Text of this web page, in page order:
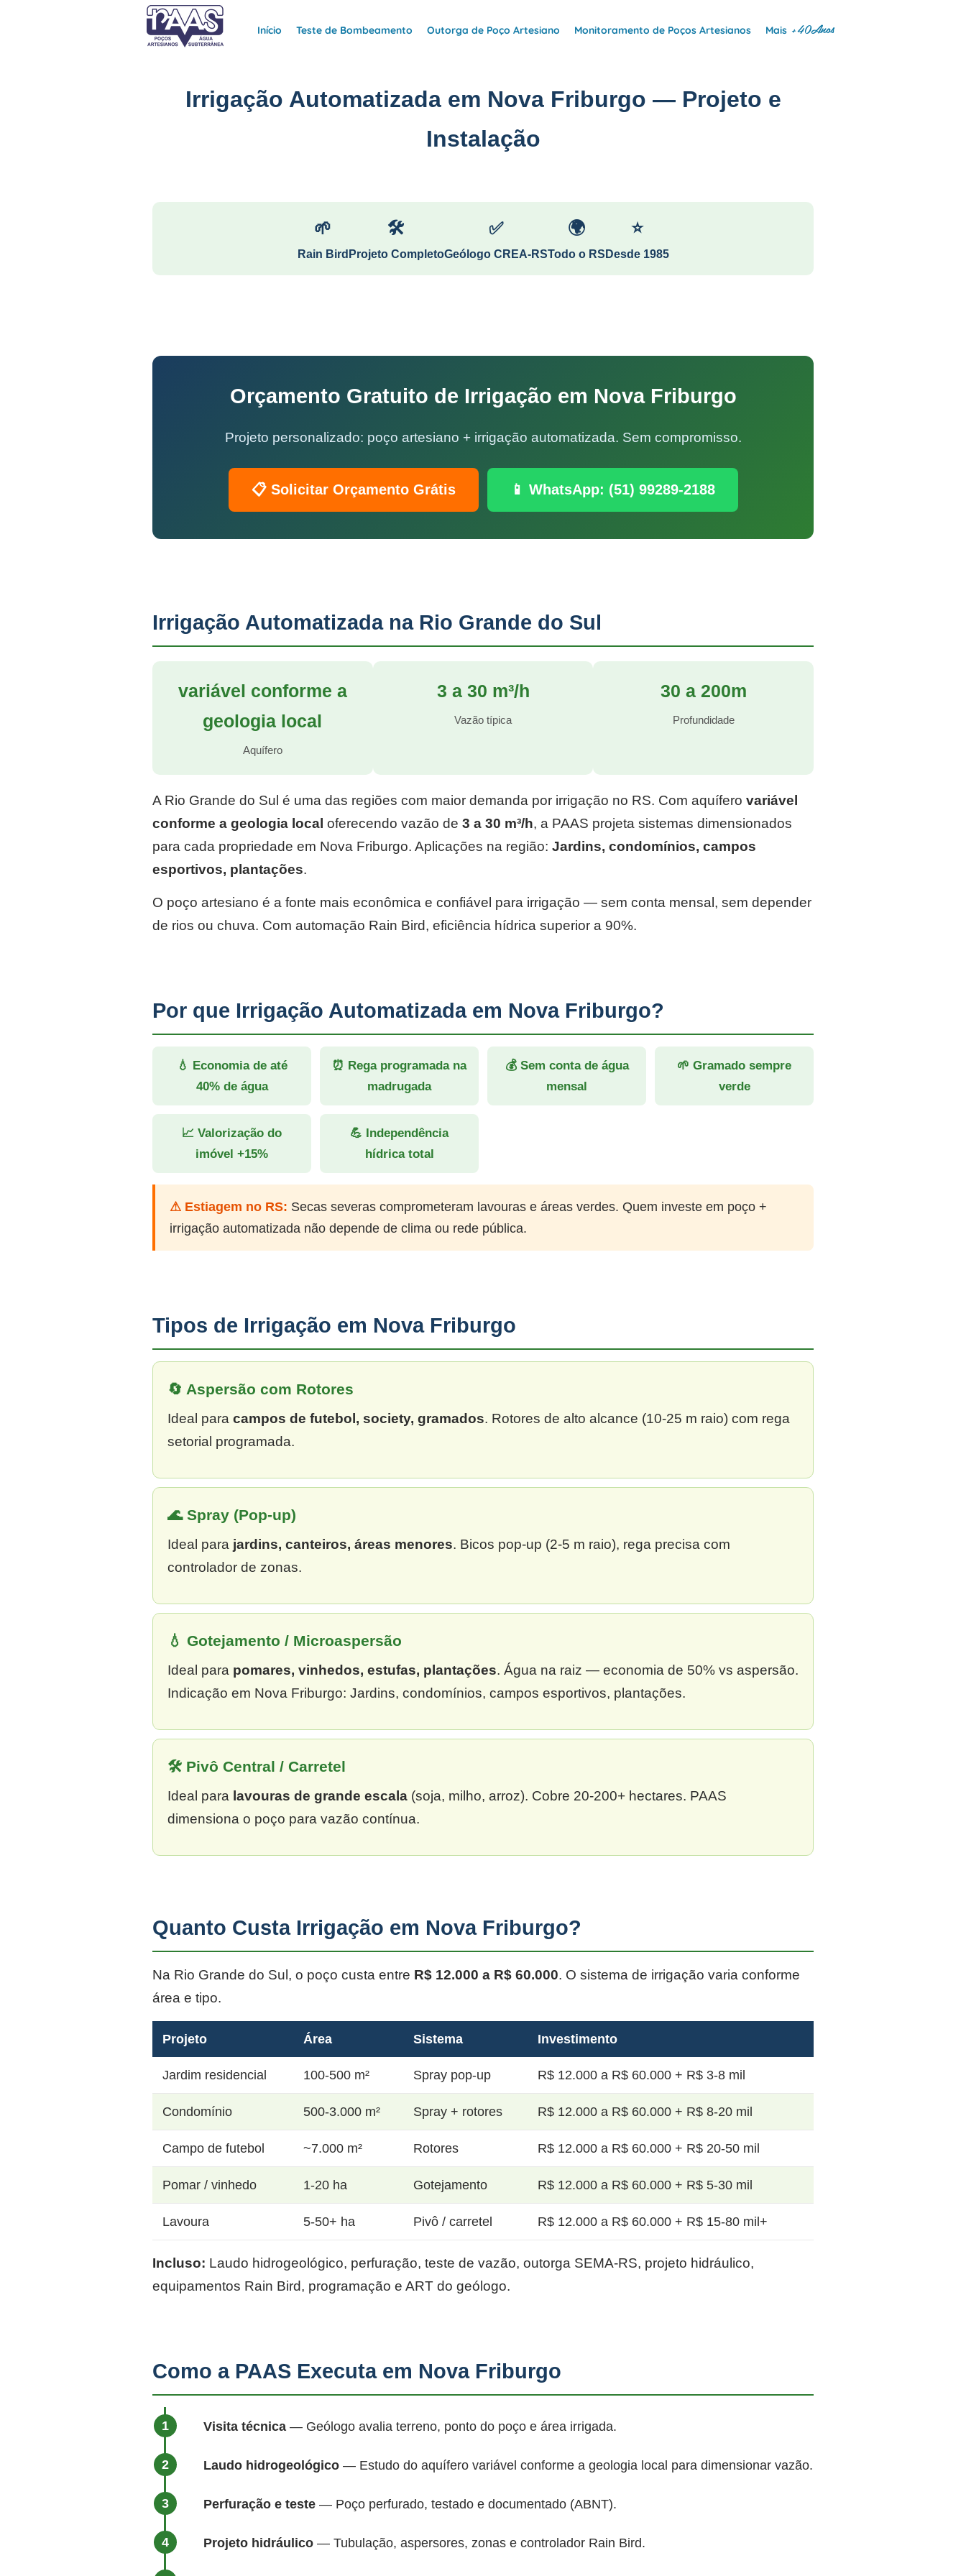
Início Teste de Bombeamento Outorga de Poço Artesiano Monitoramento de Poços Artesianos Mais +40Anos
Irrigação Automatizada em Nova Friburgo — Projeto e
Instalação
🌱
Rain Bird
🛠
Projeto Completo
✅
Geólogo CREA-RS
🌍
Todo o RS
⭐
Desde 1985
Orçamento Gratuito de Irrigação em Nova Friburgo
Projeto personalizado: poço artesiano + irrigação automatizada. Sem compromisso.
📋 Solicitar Orçamento Grátis 📱 WhatsApp: (51) 99289-2188
Irrigação Automatizada na Rio Grande do Sul
variável conforme a
geologia local
Aquífero
3 a 30 m³/h
Vazão típica
30 a 200m
Profundidade
A Rio Grande do Sul é uma das regiões com maior demanda por irrigação no RS. Com aquífero variável
conforme a geologia local oferecendo vazão de 3 a 30 m³/h, a PAAS projeta sistemas dimensionados
para cada propriedade em Nova Friburgo. Aplicações na região: Jardins, condomínios, campos
esportivos, plantações.
O poço artesiano é a fonte mais econômica e confiável para irrigação — sem conta mensal, sem depender
de rios ou chuva. Com automação Rain Bird, eficiência hídrica superior a 90%.
Por que Irrigação Automatizada em Nova Friburgo?
💧 Economia de até
40% de água
⏰ Rega programada na
madrugada
💰 Sem conta de água
mensal
🌱 Gramado sempre
verde
📈 Valorização do
imóvel +15%
💪 Independência
hídrica total
⚠ Estiagem no RS: Secas severas comprometeram lavouras e áreas verdes. Quem investe em poço +
irrigação automatizada não depende de clima ou rede pública.
Tipos de Irrigação em Nova Friburgo
🔄 Aspersão com Rotores
Ideal para campos de futebol, society, gramados. Rotores de alto alcance (10-25 m raio) com rega
setorial programada.
🌊 Spray (Pop-up)
Ideal para jardins, canteiros, áreas menores. Bicos pop-up (2-5 m raio), rega precisa com
controlador de zonas.
💧 Gotejamento / Microaspersão
Ideal para pomares, vinhedos, estufas, plantações. Água na raiz — economia de 50% vs aspersão.
Indicação em Nova Friburgo: Jardins, condomínios, campos esportivos, plantações.
🛠 Pivô Central / Carretel
Ideal para lavouras de grande escala (soja, milho, arroz). Cobre 20-200+ hectares. PAAS
dimensiona o poço para vazão contínua.
Quanto Custa Irrigação em Nova Friburgo?
Na Rio Grande do Sul, o poço custa entre R$ 12.000 a R$ 60.000. O sistema de irrigação varia conforme
área e tipo.
Projeto Área Sistema Investimento
Jardim residencial 100-500 m² Spray pop-up R$ 12.000 a R$ 60.000 + R$ 3-8 mil
Condomínio 500-3.000 m² Spray + rotores R$ 12.000 a R$ 60.000 + R$ 8-20 mil
Campo de futebol ~7.000 m² Rotores R$ 12.000 a R$ 60.000 + R$ 20-50 mil
Pomar / vinhedo 1-20 ha Gotejamento R$ 12.000 a R$ 60.000 + R$ 5-30 mil
Lavoura 5-50+ ha Pivô / carretel R$ 12.000 a R$ 60.000 + R$ 15-80 mil+
Incluso: Laudo hidrogeológico, perfuração, teste de vazão, outorga SEMA-RS, projeto hidráulico,
equipamentos Rain Bird, programação e ART do geólogo.
Como a PAAS Executa em Nova Friburgo
Visita técnica — Geólogo avalia terreno, ponto do poço e área irrigada.
Laudo hidrogeológico — Estudo do aquífero variável conforme a geologia local para dimensionar vazão.
Perfuração e teste — Poço perfurado, testado e documentado (ABNT).
Projeto hidráulico — Tubulação, aspersores, zonas e controlador Rain Bird.